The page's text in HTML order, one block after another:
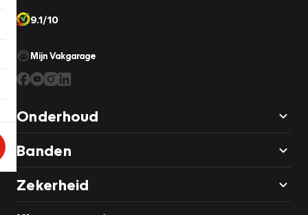
9.1/10
Mijn Vakgarage
Onderhoud
Banden
Zekerheid